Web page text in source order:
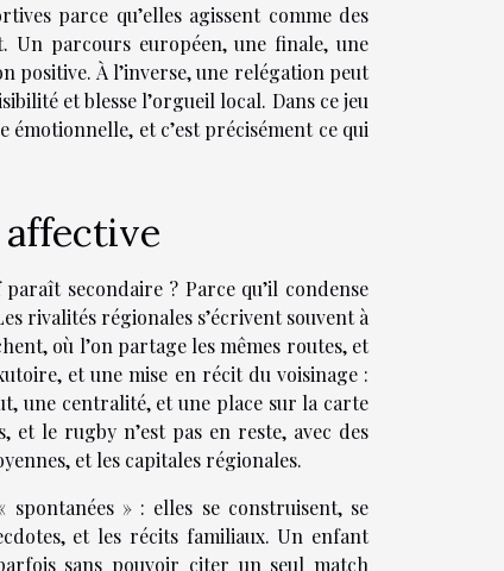
parce qu’elles agissent comme des
Un parcours européen, une finale, une
positive. À l’inverse, une relégation peut
et blesse l’orgueil local. Dans ce jeu
et c’est précisément ce qui
affective
secondaire ? Parce qu’il condense
rivalités régionales s’écrivent souvent à
où l’on partage les mêmes routes, et
et une mise en récit du voisinage :
une centralité, et une place sur la carte
le rugby n’est pas en reste, avec des
et les capitales régionales.
» : elles se construisent, se
et les récits familiaux. Un enfant
sans pouvoir citer un seul match